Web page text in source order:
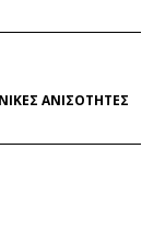
ΑΝΙΣΌΤΗΤΕΣ